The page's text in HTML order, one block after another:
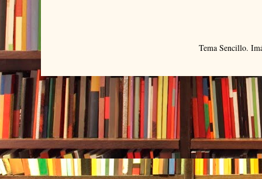
Tema Sencillo.